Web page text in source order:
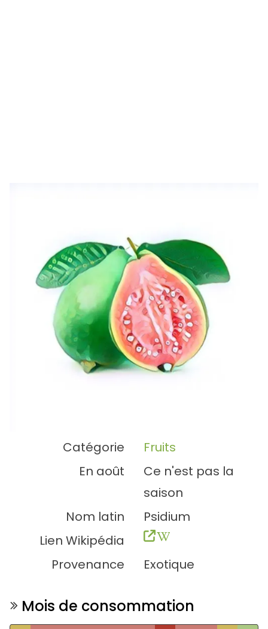
Catégorie
Fruits
En août
Ce n'est pas la
saison
Nom latin
Psidium
Lien Wikipédia
Provenance
Exotique
Mois de consommation